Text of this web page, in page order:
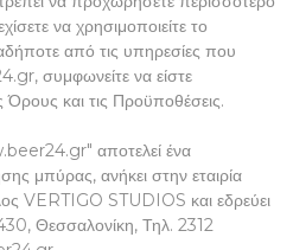
να χρησιμοποιείτε το
από τις υπηρεσίες που
συμφωνείτε να είστε
και τις Προϋποθέσεις.
αποτελεί ένα
μπύρας, ανήκει στην εταιρία
VERTIGO STUDIOS και εδρεύει
Θεσσαλονίκη, Τηλ. 2312